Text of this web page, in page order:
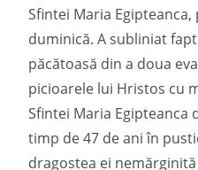
Sfintei Maria
duminică. A subliniat
păcătoasă din a doua
picioarele lui Hristos cu
Sfintei Maria Egipteanca
timp de 47 de ani în
dragostea ei